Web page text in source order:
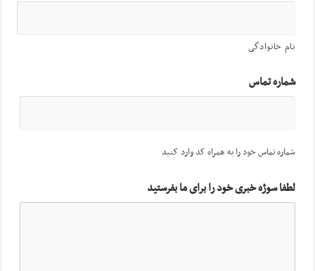
نام خانوادگی
شماره تماس
شماره تماس خود را به همراه کد وارد کنید
لطفا سوژه خبری خود را برای ما بفرستید